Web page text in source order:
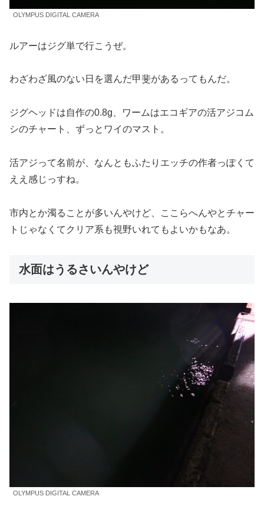
OLYMPUS DIGITAL CAMERA
ルアーはジグ単で行こうぜ。
わざわざ風のない日を選んだ甲斐があるってもんだ。
ジグヘッドは自作の0.8g、ワームはエコギアの活アジコム
シのチャート、ずっとワイのマスト。
活アジって名前が、なんともふたりエッチの作者っぽくて
ええ感じっすね。
市内とか濁ることが多いんやけど、ここらへんやとチャー
トじゃなくてクリア系も視野いれてもよいかもなあ。
水面はうるさいんやけど
OLYMPUS DIGITAL CAMERA